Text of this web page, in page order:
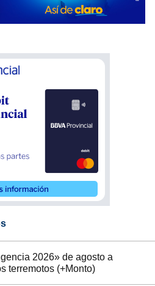
2026» de agosto a
terremotos (+Monto)